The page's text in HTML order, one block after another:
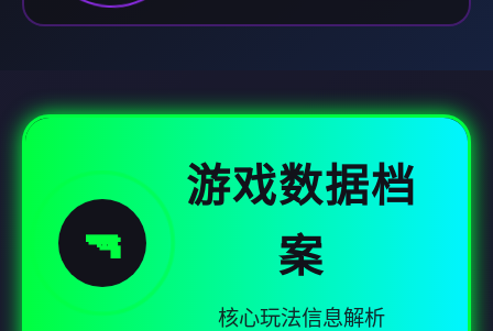
🔫
游戏数据档
案
核心玩法信息解析